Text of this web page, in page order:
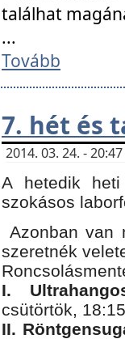
találhat
...
Tovább
7. hét és
2014. 03. 24. -
A hetedik
szokásos
Azonban van
szeretnék
I.
csütörtök,
II.